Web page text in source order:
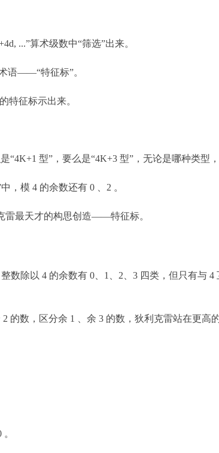
...”算术级数中“筛选”出来。
语——“特征标”。
特征标示出来。
型”，要么是“4K+3 型”，无论是哪种类型
，模 4 的余数还有 0 、2 。
雷最天才的构思创造——特征标。
数除以 4 的余数有 0、1、2、3 四类，但只有与
的数，区分余 1 、余 3 的数，狄利克雷站在更高